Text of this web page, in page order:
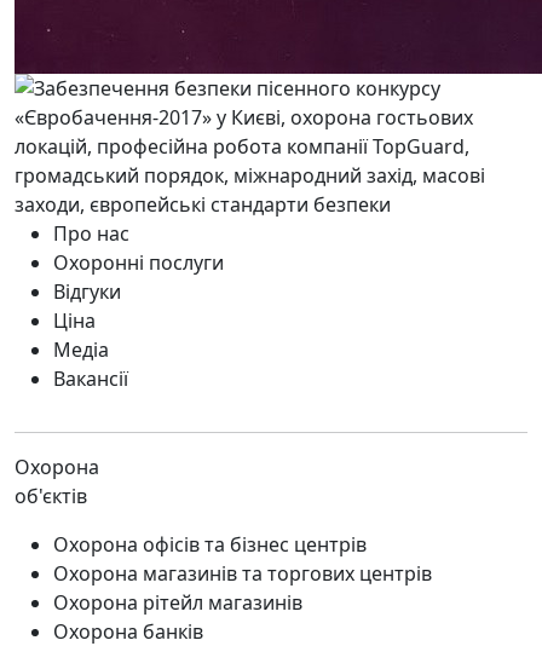
Про нас
Охоронні послуги
Відгуки
Ціна
Медіа
Вакансії
Охорона
об'єктів
Охорона офісів та бізнес центрів
Охорона магазинів та торгових центрів
Охорона рітейл магазинів
Охорона банків